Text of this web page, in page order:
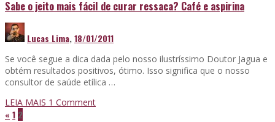
Sabe o jeito mais fácil de curar ressaca? Café e aspirina
Lucas Lima,18/01/2011
Se você segue a dica dada pelo nosso ilustríssimo Doutor Jagua e
obtém resultados positivos, ótimo. Isso significa que o nosso
consultor de saúde etílica …
LEIA MAIS 1 Comment
« 1 2